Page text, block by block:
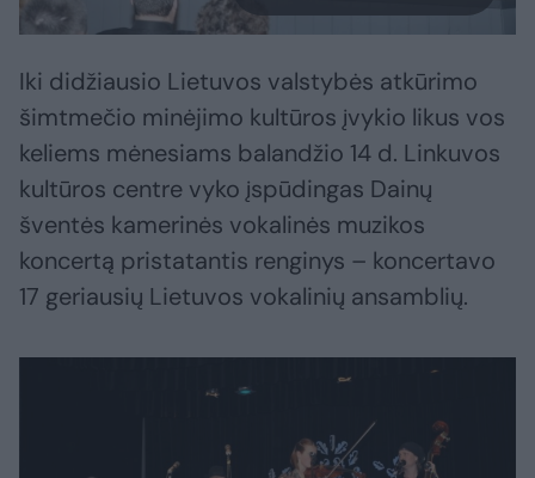
Iki didžiausio Lietuvos valstybės atkūrimo
šimtmečio minėjimo kultūros įvykio likus vos
keliems mėnesiams balandžio 14 d. Linkuvos
kultūros centre vyko įspūdingas Dainų
šventės kamerinės vokalinės muzikos
koncertą pristatantis renginys – koncertavo
17 geriausių Lietuvos vokalinių ansamblių.